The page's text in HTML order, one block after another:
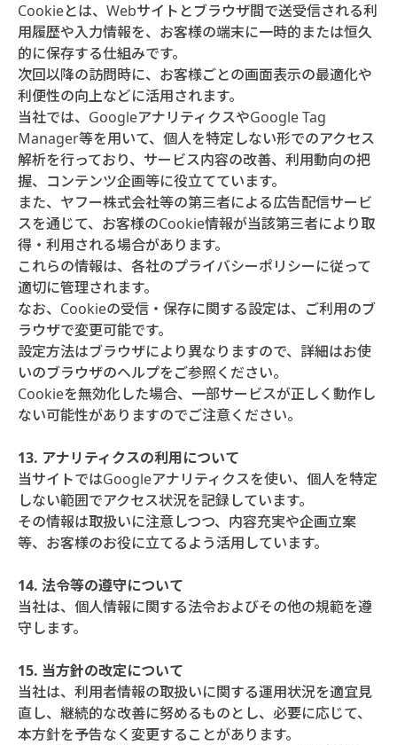
Cookieとは、Webサイトとブラウザ間で送受信される利
用履歴や入力情報を、お客様の端末に一時的または恒久
的に保存する仕組みです。
次回以降の訪問時に、お客様ごとの画面表示の最適化や
利便性の向上などに活用されます。
当社では、GoogleアナリティクスやGoogle Tag
Manager等を用いて、個人を特定しない形でのアクセス
解析を行っており、サービス内容の改善、利用動向の把
握、コンテンツ企画等に役立てています。
また、ヤフー株式会社等の第三者による広告配信サービ
スを通じて、お客様のCookie情報が当該第三者により取
得・利用される場合があります。
これらの情報は、各社のプライバシーポリシーに従って
適切に管理されます。
なお、Cookieの受信・保存に関する設定は、ご利用のブ
ラウザで変更可能です。
設定方法はブラウザにより異なりますので、詳細はお使
いのブラウザのヘルプをご参照ください。
Cookieを無効化した場合、一部サービスが正しく動作し
ない可能性がありますのでご注意ください。
13. アナリティクスの利用について
当サイトではGoogleアナリティクスを使い、個人を特定
しない範囲でアクセス状況を記録しています。
その情報は取扱いに注意しつつ、内容充実や企画立案
等、お客様のお役に立てるよう活用しています。
14. 法令等の遵守について
当社は、個人情報に関する法令およびその他の規範を遵
守します。
15. 当方針の改定について
当社は、利用者情報の取扱いに関する運用状況を適宜見
直し、継続的な改善に努めるものとし、必要に応じて、
本方針を予告なく変更することがあります。